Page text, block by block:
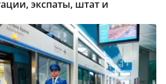
экспаты, штат и